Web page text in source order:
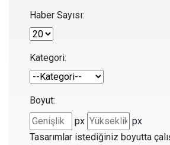
Haber Sayısı:
Kategori:
Boyut:
px
px
Tasarımlar istediğiniz boyutta